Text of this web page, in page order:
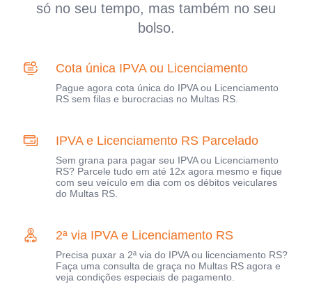
só no seu tempo, mas também no seu
bolso.
Cota única IPVA ou Licenciamento
Pague agora cota única do IPVA ou Licenciamento
RS sem filas e burocracias no Multas RS.
IPVA e Licenciamento RS Parcelado
Sem grana para pagar seu IPVA ou Licenciamento
RS? Parcele tudo em até 12x agora mesmo e fique
com seu veículo em dia com os débitos veiculares
do Multas RS.
2ª via IPVA e Licenciamento RS
Precisa puxar a 2ª via do IPVA ou licenciamento RS?
Faça uma consulta de graça no Multas RS agora e
veja condições especiais de pagamento.